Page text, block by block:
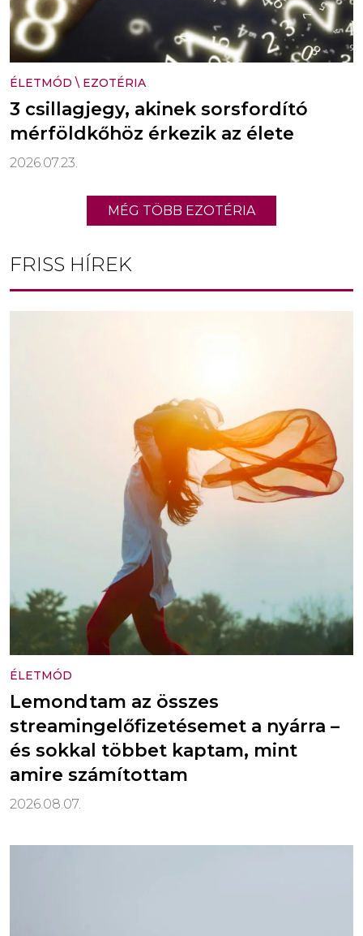
ÉLETMÓD \ EZOTÉRIA
3 csillagjegy, akinek sorsfordító
mérföldkőhöz érkezik az élete
2026.07.23.
MÉG TÖBB EZOTÉRIA
FRISS HÍREK
ÉLETMÓD
Lemondtam az összes
streamingelőfizetésemet a nyárra –
és sokkal többet kaptam, mint
amire számítottam
2026.08.07.